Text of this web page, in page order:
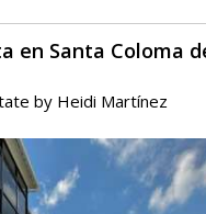
en Santa Coloma
by Heidi Martínez